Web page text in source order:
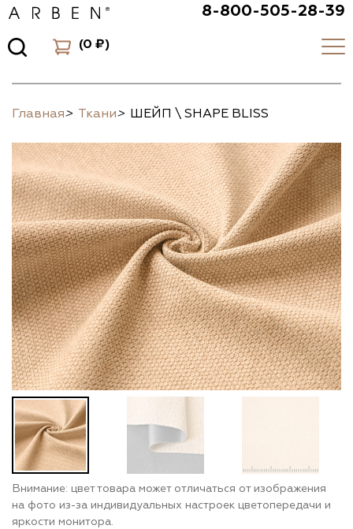
8-800-505-28-39
(0 ₽)
Главная> Ткани> ШЕЙП \ SHAPE BLISS
Внимание: цвет товара может отличаться от изображения
на фото из-за индивидуальных настроек цветопередачи и
яркости монитора.